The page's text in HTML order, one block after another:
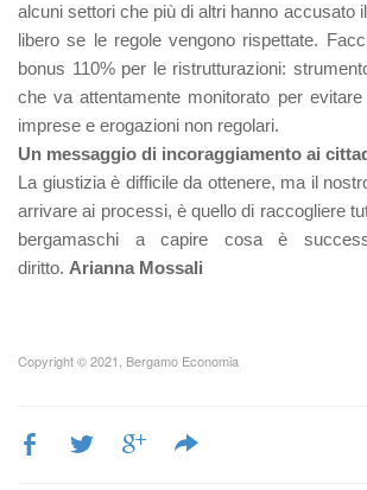
alcuni settori che più di altri hanno accusato
libero se le regole vengono rispettate.
bonus 110% per le ristrutturazioni:
che va attentamente monitorato per
imprese e erogazioni non regolari.
Un messaggio di incoraggiamento ai
La giustizia è difficile da ottenere, ma il
arrivare ai processi, è quello di raccogliere
bergamaschi a capire cosa è
diritto. Arianna Mossali
Copyright © 2021, Bergamo Economia